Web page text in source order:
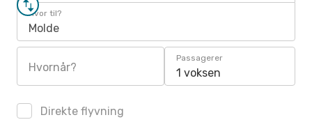
Hvor til?
Molde
Hvornår?
Passagerer
1 voksen
Direkte flyvning